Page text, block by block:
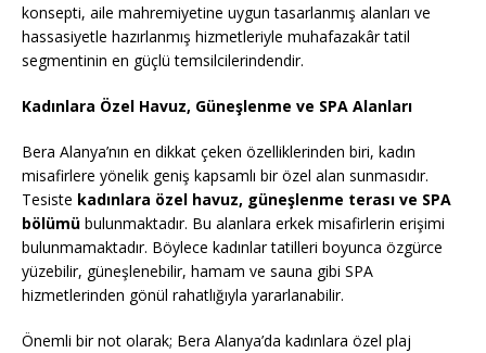
konsepti, aile mahremiyetine uygun tasarlanmış alanları ve
hassasiyetle hazırlanmış hizmetleriyle muhafazakâr tatil
segmentinin en güçlü temsilcilerindendir.
Kadınlara Özel Havuz, Güneşlenme ve SPA Alanları
Bera Alanya’nın en dikkat çeken özelliklerinden biri, kadın
misafirlere yönelik geniş kapsamlı bir özel alan sunmasıdır.
Tesiste kadınlara özel havuz, güneşlenme terası ve SPA
bölümü bulunmaktadır. Bu alanlara erkek misafirlerin erişimi
bulunmamaktadır. Böylece kadınlar tatilleri boyunca özgürce
yüzebilir, güneşlenebilir, hamam ve sauna gibi SPA
hizmetlerinden gönül rahatlığıyla yararlanabilir.
Önemli bir not olarak; Bera Alanya’da kadınlara özel plaj